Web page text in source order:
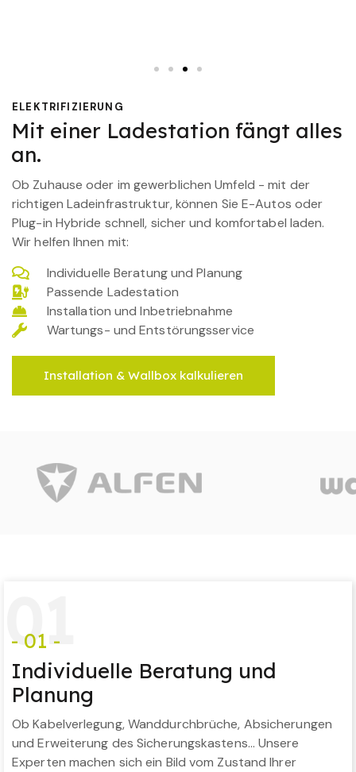
ELEKTRIFIZIERUNG
Mit einer Ladestation fängt alles
an.
Ob Zuhause oder im gewerblichen Umfeld - mit der
richtigen Ladeinfrastruktur, können Sie E-Autos oder
Plug-in Hybride schnell, sicher und komfortabel laden.
Wir helfen Ihnen mit:
Individuelle Beratung und Planung
Passende Ladestation
Installation und Inbetriebnahme
Wartungs- und Entstörungsservice
Installation & Wallbox kalkulieren
01
- 01 -
Individuelle Beratung und
Planung
Ob Kabelverlegung, Wanddurchbrüche, Absicherungen
und Erweiterung des Sicherungskastens… Unsere
Experten machen sich ein Bild vom Zustand Ihrer